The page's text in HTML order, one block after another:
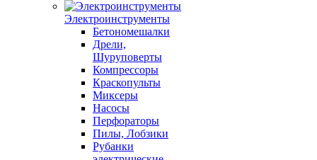
Электроинструменты
Бетономешалки
Дрели,
Шуруповерты
Компрессоры
Краскопульты
Миксеры
Насосы
Перфораторы
Пилы, Лобзики
Рубанки